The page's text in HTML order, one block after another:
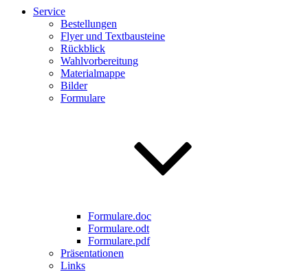
Service
Bestellungen
Flyer und Textbausteine
Rückblick
Wahlvorbereitung
Materialmappe
Bilder
Formulare
Formulare.doc
Formulare.odt
Formulare.pdf
Präsentationen
Links